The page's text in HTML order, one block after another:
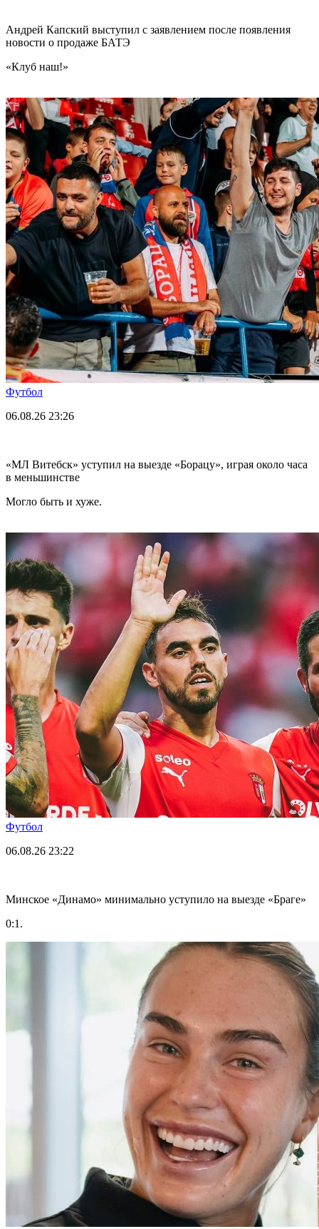
Андрей Капский выступил с заявлением после появления
новости о продаже БАТЭ
«Клуб наш!»
Футбол
06.08.26 23:26
«МЛ Витебск» уступил на выезде «Борацу», играя около часа
в меньшинстве
Могло быть и хуже.
Футбол
06.08.26 23:22
Минское «Динамо» минимально уступило на выезде «Браге»
0:1.